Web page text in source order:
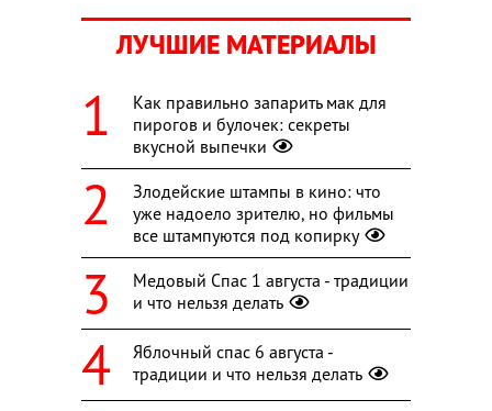
ЛУЧШИЕ МАТЕРИАЛЫ
Как правильно запарить мак для
пирогов и булочек: секреты
вкусной выпечки
Злодейские штампы в кино: что
уже надоело зрителю, но фильмы
все штампуются под копирку
Медовый Спас 1 августа - традиции
и что нельзя делать
Яблочный спас 6 августа -
традиции и что нельзя делать